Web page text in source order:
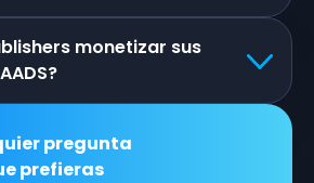
monetizar sus
pregunta
prefieras